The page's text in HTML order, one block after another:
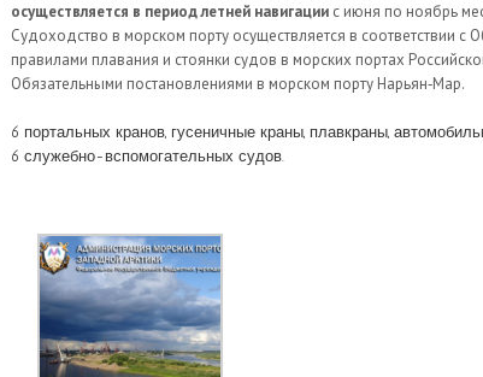
осуществляется в период летней навигации с июня по ноябрь
Судоходство в морском порту осуществляется в соответствии с
правилами плавания и стоянки судов в морских портах
Обязательными постановлениями в морском порту Нарьян‑Map.
6 портальных кранов, гусеничные краны, плавкраны,
6 служебно-вспомогательных судов.